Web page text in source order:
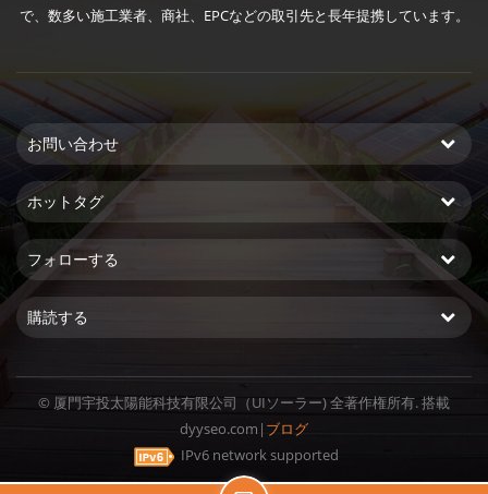
で、数多い施工業者、商社、EPCなどの取引先と長年提携しています。
お問い合わせ
ホットタグ
フォローする
購読する
© 厦門宇投太陽能科技有限公司（UIソーラー) 全著作権所有. 搭載
dyyseo.com | ブログ
IPv6 network supported